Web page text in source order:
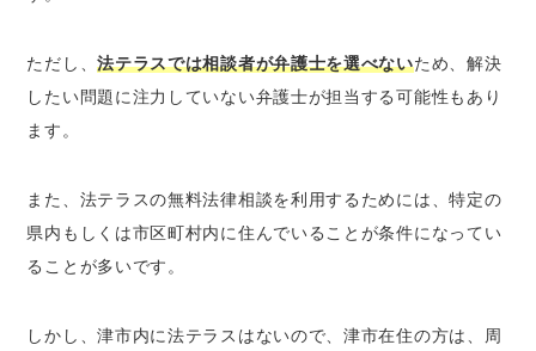
ただし、法テラスでは相談者が弁護士を選べないため、解決
したい問題に注力していない弁護士が担当する可能性もあり
ます。
また、法テラスの無料法律相談を利用するためには、特定の
県内もしくは市区町村内に住んでいることが条件になってい
ることが多いです。
しかし、津市内に法テラスはないので、津市在住の方は、周